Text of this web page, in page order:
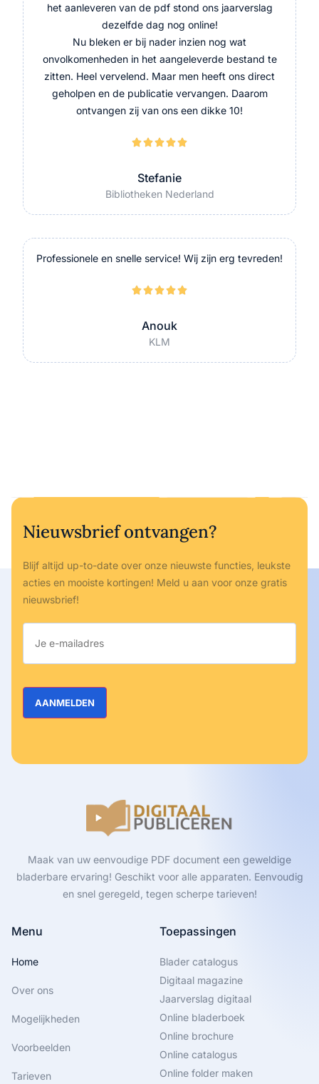
het aanleveren van de pdf stond ons jaarverslag
dezelfde dag nog online!
Nu bleken er bij nader inzien nog wat
onvolkomenheden in het aangeleverde bestand te
zitten. Heel vervelend. Maar men heeft ons direct
geholpen en de publicatie vervangen. Daarom
ontvangen zij van ons een dikke 10!

Stefanie
Bibliotheken Nederland
Professionele en snelle service! Wij zijn erg tevreden!

Anouk
KLM
Nieuwsbrief ontvangen?
Blijf altijd up-to-date over onze nieuwste functies, leukste
acties en mooiste kortingen! Meld u aan voor onze gratis
nieuwsbrief!
Maak van uw eenvoudige PDF document een geweldige
bladerbare ervaring! Geschikt voor alle apparaten. Eenvoudig
en snel geregeld, tegen scherpe tarieven!
Menu
Home
Over ons
Mogelijkheden
Voorbeelden
Tarieven
Toepassingen
Blader catalogus
Digitaal magazine
Jaarverslag digitaal
Online bladerboek
Online brochure
Online catalogus
Online folder maken